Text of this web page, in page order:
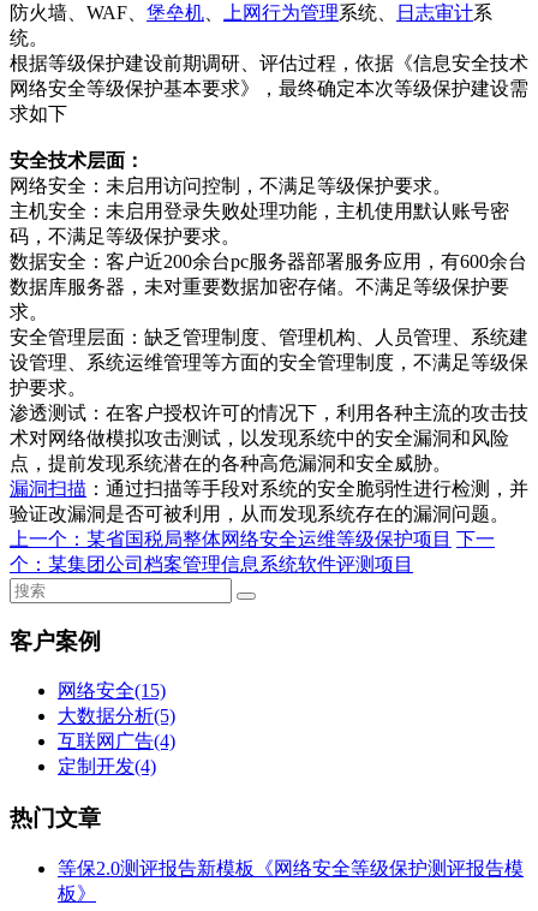
防火墙、WAF、 堡垒机 上网行为管理系统、 日志审计系
统。
根据等级保护建设前期调研、评估过程，依据《信息安全技术
网络安全等级保护基本要求》，最终确定本次等级保护建设需
求如下
安全技术层面：
网络安全：未启用访问控制，不满足等级保护要求。
主机安全：未启用登录失败处理功能，主机使用默认账号密
码，不满足等级保护要求。
数据安全：客户近200余台pc服务器部署服务应用，有600余台
数据库服务器，未对重要数据加密存储。不满足等级保护要
求。
安全管理层面：缺乏管理制度、管理机构、人员管理、系统建
设管理、系统运维管理等方面的安全管理制度，不满足等级保
护要求。
渗透测试：在客户授权许可的情况下，利用各种主流的攻击技
术对网络做模拟攻击测试，以发现系统中的安全漏洞和风险
点，提前发现系统潜在的各种高危漏洞和安全威胁。
漏洞扫描 ：通过扫描等手段对系统的安全脆弱性进行检测，并
验证改漏洞是否可被利用，从而发现系统存在的漏洞问题。
上一个： 某省国税局整体网络安全运维等级保护项目 下一
个： 某集团公司档案管理信息系统软件评测项目
客户案例
网络安全(15)
大数据分析(5)
互联网广告(4)
定制开发(4)
热门文章
等保2.0测评报告新模板《网络安全等级保护测评报告模
板》